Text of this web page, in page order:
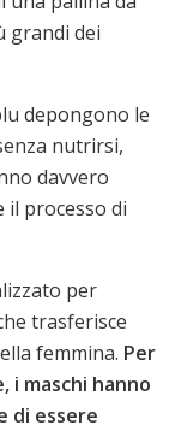
grandi dei
depongono le
nutrirsi,
davvero
processo di
per
trasferisce
femmina. Per
i maschi hanno
di essere